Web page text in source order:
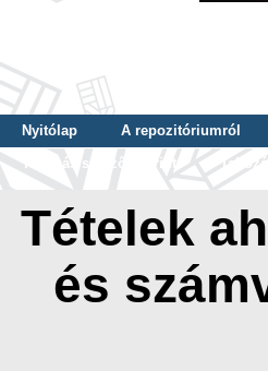
Nyitólap A repozitóriumról
Tallózás szerző szerint
Tételek
és